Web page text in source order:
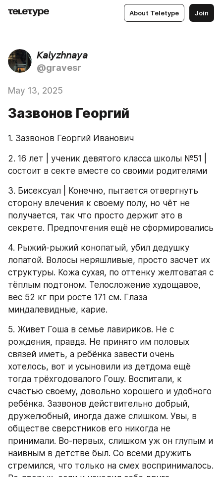
About Teletype Join
𝘒𝘢𝘭𝘺𝘻𝘩𝘯𝘢𝘺𝘢
@gravesr
May 13, 2025
Зазвонов Георгий
1. Зазвонов Георгий Иванович
2. 16 лет | ученик девятого класса школы №51 |
состоит в секте вместе со своими родителями
3. Бисексуал | Конечно, пытается отвергнуть
сторону влечения к своему полу, но чёт не
получается, так что просто держит это в
секрете. Предпочтения ещё не сформировались
4. Рыжий-рыжий конопатый, убил дедушку
лопатой. Волосы неряшливые, просто засчет их
структуры. Кожа сухая, по оттенку желтоватая с
тёплым подтоном. Телосложение худощавое,
вес 52 кг при росте 171 см. Глаза
миндалевидные, карие.
5. Живет Гоша в семье лавириков. Не с
рождения, правда. Не принято им половых
связей иметь, а ребёнка завести очень
хотелось, вот и усыновили из детдома ещё
тогда трёхгодовалого Гошу. Воспитали, к
счастью своему, довольно хорошего и удобного
ребёнка. Зазвонов действительно добрый,
дружелюбный, иногда даже слишком. Увы, в
обществе сверстников его никогда не
принимали. Во-первых, слишком уж он глупым и
наивным в детстве был. Со всеми дружить
стремился, что только на смех воспринималось.